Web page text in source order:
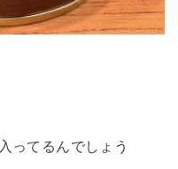
ってるんでしょう